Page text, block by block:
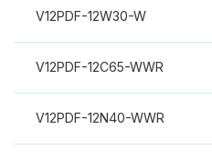
V12PDF-12W30-W
V12PDF-12C65-WWR
V12PDF-12N40-WWR